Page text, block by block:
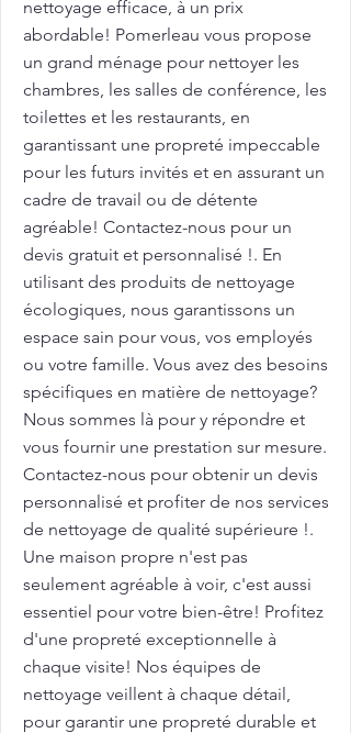
nettoyage efficace, à un prix
abordable! Pomerleau vous propose
un grand ménage pour nettoyer les
chambres, les salles de conférence, les
toilettes et les restaurants, en
garantissant une propreté impeccable
pour les futurs invités et en assurant un
cadre de travail ou de détente
agréable! Contactez-nous pour un
devis gratuit et personnalisé !. En
utilisant des produits de nettoyage
écologiques, nous garantissons un
espace sain pour vous, vos employés
ou votre famille. Vous avez des besoins
spécifiques en matière de nettoyage?
Nous sommes là pour y répondre et
vous fournir une prestation sur mesure.
Contactez-nous pour obtenir un devis
personnalisé et profiter de nos services
de nettoyage de qualité supérieure !.
Une maison propre n'est pas
seulement agréable à voir, c'est aussi
essentiel pour votre bien-être! Profitez
d'une propreté exceptionnelle à
chaque visite! Nos équipes de
nettoyage veillent à chaque détail,
pour garantir une propreté durable et